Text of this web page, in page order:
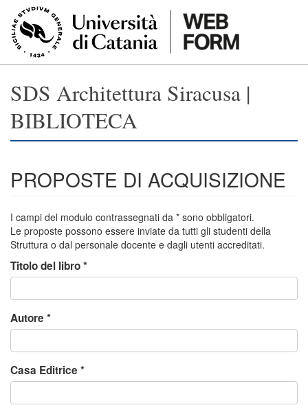
Salta al contenuto principale
SDS Architettura Siracusa |
BIBLIOTECA
PROPOSTE DI ACQUISIZIONE
I campi del modulo contrassegnati da * sono obbligatori.
Le proposte possono essere inviate da tutti gli studenti della
Struttura o dal personale docente e dagli utenti accreditati.
Titolo del libro*
Autore *
Casa Editrice *